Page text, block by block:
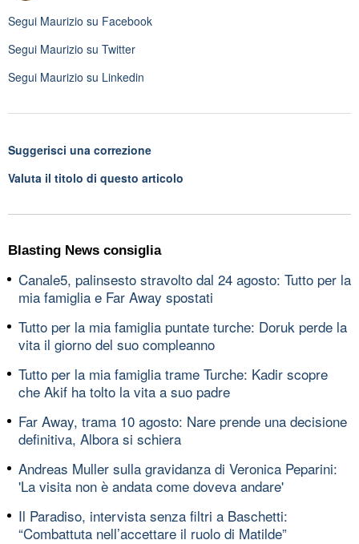
Segui Maurizio su Facebook
Segui Maurizio su Twitter
Segui Maurizio su Linkedin
Suggerisci una correzione
Valuta il titolo di questo articolo
Blasting News consiglia
Canale5, palinsesto stravolto dal 24 agosto: Tutto per la
mia famiglia e Far Away spostati
Tutto per la mia famiglia puntate turche: Doruk perde la
vita il giorno del suo compleanno
Tutto per la mia famiglia trame Turche: Kadir scopre
che Akif ha tolto la vita a suo padre
Far Away, trama 10 agosto: Nare prende una decisione
definitiva, Albora si schiera
Andreas Muller sulla gravidanza di Veronica Peparini:
'La visita non è andata come doveva andare'
Il Paradiso, intervista senza filtri a Baschetti:
“Combattuta nell’accettare il ruolo di Matilde”